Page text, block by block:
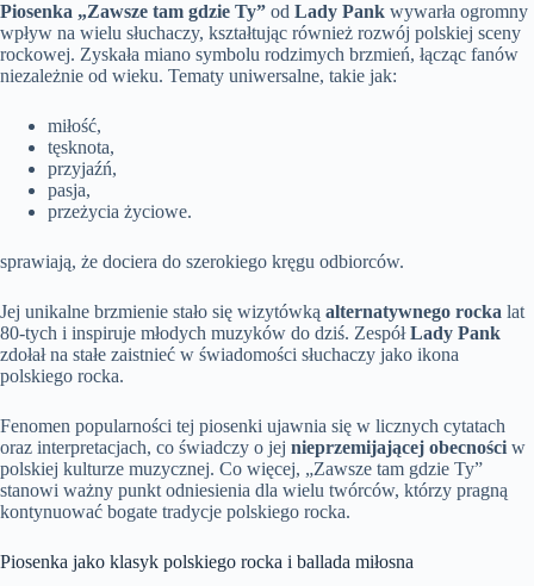
Piosenka „Zawsze tam gdzie Ty” od Lady Pank wywarła ogromny
wpływ na wielu słuchaczy, kształtując również rozwój polskiej sceny
rockowej. Zyskała miano symbolu rodzimych brzmień, łącząc fanów
niezależnie od wieku. Tematy uniwersalne, takie jak:
miłość,
tęsknota,
przyjaźń,
pasja,
przeżycia życiowe.
sprawiają, że dociera do szerokiego kręgu odbiorców.
Jej unikalne brzmienie stało się wizytówką alternatywnego rocka lat
80-tych i inspiruje młodych muzyków do dziś. ZespółLady Pank
zdołał na stałe zaistnieć w świadomości słuchaczy jako ikona
polskiego rocka.
Fenomen popularności tej piosenki ujawnia się w licznych cytatach
oraz interpretacjach, co świadczy o jej nieprzemijającej obecności w
polskiej kulturze muzycznej. Co więcej, „Zawsze tam gdzie Ty”
stanowi ważny punkt odniesienia dla wielu twórców, którzy pragną
kontynuować bogate tradycje polskiego rocka.
Piosenka jako klasyk polskiego rocka i ballada miłosna